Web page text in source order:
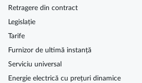
Retragere din contract
Legislație
Tarife
Furnizor de ultimă instanță
Serviciu universal
Energie electrică cu prețuri dinamice